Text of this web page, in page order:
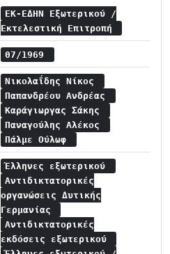
ΕΚ-ΕΔΗΝ Εξωτερικού /
Εκτελεστική Επιτροπή
07/1969
Νικολαΐδης Νίκος
Παπανδρέου Ανδρέας
Καράγιωργας Σάκης
Παναγούλης Αλέκος
Πάλμε Ούλωφ
Έλληνες εξωτερικού
Αντιδικτατορικές
οργανώσεις Δυτικής
Γερμανίας
Αντιδικτατορικές
εκδόσεις εξωτερικού